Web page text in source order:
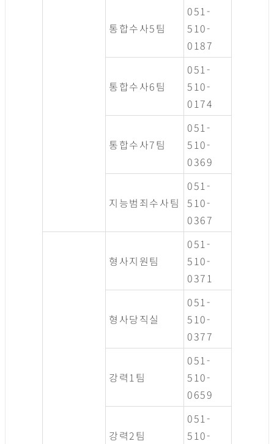
통합수사5팀
051-
510-
0187
통합수사6팀
051-
510-
0174
통합수사7팀
051-
510-
0369
지능범죄수사팀
051-
510-
0367
형사지원팀
051-
510-
0371
형사당직실
051-
510-
0377
강력1팀
051-
510-
0659
강력2팀
051-
510-